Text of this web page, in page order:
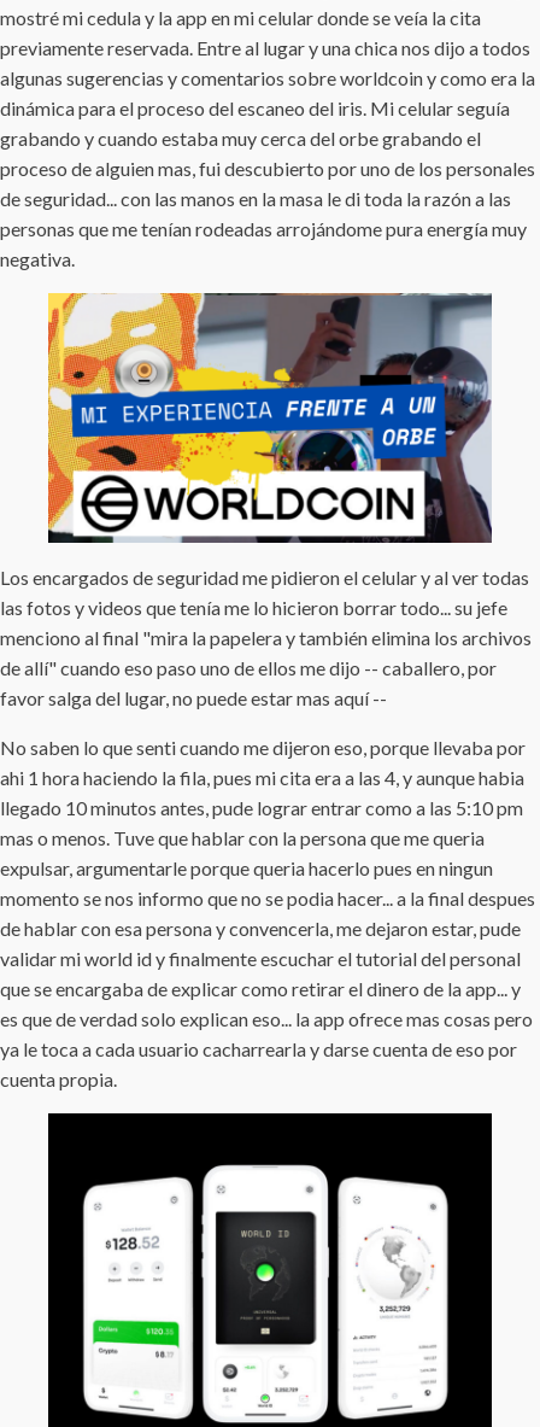
mostré mi cedula y la app en mi celular donde se veía la cita
previamente reservada. Entre al lugar y una chica nos dijo a todos
algunas sugerencias y comentarios sobre worldcoin y como era la
dinámica para el proceso del escaneo del iris. Mi celular seguía
grabando y cuando estaba muy cerca del orbe grabando el
proceso de alguien mas, fui descubierto por uno de los personales
de seguridad... con las manos en la masa le di toda la razón a las
personas que me tenían rodeadas arrojándome pura energía muy
negativa.
Los encargados de seguridad me pidieron el celular y al ver todas
las fotos y videos que tenía me lo hicieron borrar todo... su jefe
menciono al final "mira la papelera y también elimina los archivos
de allí" cuando eso paso uno de ellos me dijo -- caballero, por
favor salga del lugar, no puede estar mas aquí --
No saben lo que senti cuando me dijeron eso, porque llevaba por
ahi 1 hora haciendo la fila, pues mi cita era a las 4, y aunque habia
llegado 10 minutos antes, pude lograr entrar como a las 5:10 pm
mas o menos. Tuve que hablar con la persona que me queria
expulsar, argumentarle porque queria hacerlo pues en ningun
momento se nos informo que no se podia hacer... a la final despues
de hablar con esa persona y convencerla, me dejaron estar, pude
validar mi world id y finalmente escuchar el tutorial del personal
que se encargaba de explicar como retirar el dinero de la app... y
es que de verdad solo explican eso... la app ofrece mas cosas pero
ya le toca a cada usuario cacharrearla y darse cuenta de eso por
cuenta propia.